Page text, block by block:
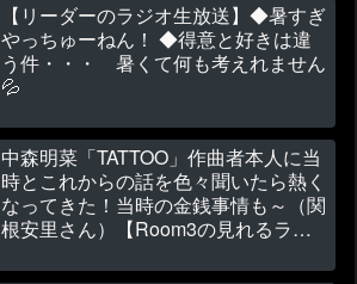
【リーダーのラジオ生放送】◆暑すぎ
やっちゅーねん！ ◆得意と好きは違
う件・・・ 暑くて何も考えれません
💦
中森明菜「TATTOO」作曲者本人に当
時とこれからの話を色々聞いたら熱く
なってきた！当時の金銭事情も～（関
根安里さん）【Room3の見れるラジ